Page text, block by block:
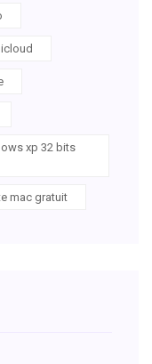
xp 32 bits
mac gratuit